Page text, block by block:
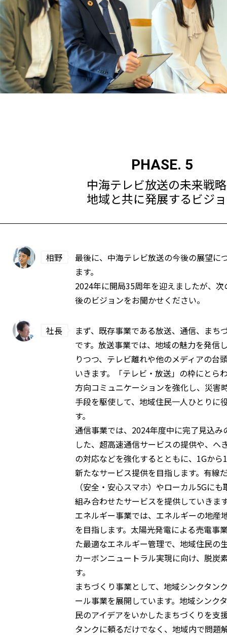
PHASE. 5
中海テレビ放送の未来戦
地域と共に発展するビジ
相野
最後に、中海テレビ放送の今後の展望に
ます。
2024年に開局35周年を迎えましたが、
後のビジョンをお聞かせください。
社長
まず、既存事業である放送、通信、まち
です。放送事業では、地域の魅力を発信
りつつ、テレビ離れや他のメディアの台
いきます。「テレビ・放送」の枠にとら
方向コミュニケーションを強化し、災害
手段を駆使して、地域住民一人ひとりに
す。
通信事業では、2024年度中に完了見込
した、超高速通信サービスの提供や、へ
の対応などを強化するとともに、1Gか
新たなサービス提供を目指します。有線
（安全・安心スマホ）やローカル5Gに
組み合わせたサービスを提供していきま
エネルギー事業では、エネルギーの地産
を目指します。太陽光発電による売電事
た最適なエネルギー管理で、地域住民の
カーボンニュートラル実現に向け、脱炭
す。
まちづくり事業として、地域シンクタン
ール事業を展開しています。地域シンク
民のアイデアをいかしたまちづくりを支
タンクに頼るだけでなく、地域内で問題